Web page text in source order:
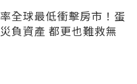
全球最低衝擊房市！蛋
負資產 都更也難救無